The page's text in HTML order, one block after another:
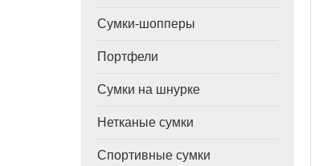
Сумки-шопперы
Портфели
Сумки на шнурке
Нетканые сумки
Спортивные сумки